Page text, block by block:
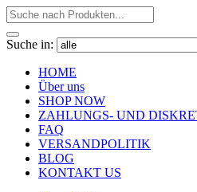
Suche in:
HOME
Über uns
SHOP NOW
ZAHLUNGS- UND
FAQ
VERSANDPOLITIK
BLOG
KONTAKT US